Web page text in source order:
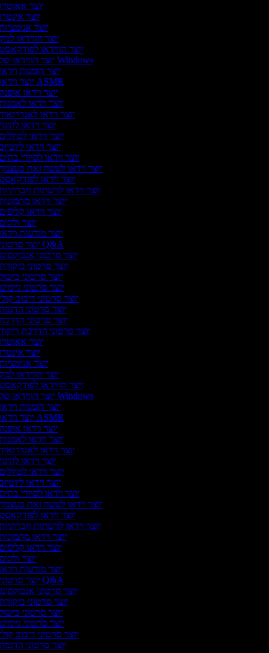
יוצר
יוצר
יוצר
יוצר הווידאו
יוצר הווידאו
יוצר הווידאו של Windows
יוצר הזמנות
יוצר וידאו ASMR
יוצר וידאו
יוצר וידאו
יוצר וידאו
יוצר וידאו
יוצר וידאו
יוצר וידאו
יוצר וידאו לסיורי
יוצר וידאו לעשה זאת
יוצר וידאו
יוצר וידאו לרשתות
יוצר וידאו
יוצר וידאו
יוצר
יוצר מודעות
יוצר סרטוני Q&A
יוצר סרטוני
יוצר סרטוני
יוצר סרטוני
יוצר סרטוני
יוצר סרטוני דיבוב
יוצר סרטוני
יוצר סרטוני
יוצר סרטוני הדרכת
יוצר
יוצר
יוצר
יוצר הווידאו
יוצר הווידאו
יוצר הווידאו של Windows
יוצר הזמנות
יוצר וידאו ASMR
יוצר וידאו
יוצר וידאו
יוצר וידאו
יוצר וידאו
יוצר וידאו
יוצר וידאו
יוצר וידאו לסיורי
יוצר וידאו לעשה זאת
יוצר וידאו
יוצר וידאו לרשתות
יוצר וידאו
יוצר וידאו
יוצר
יוצר מודעות
יוצר סרטוני Q&A
יוצר סרטוני
יוצר סרטוני
יוצר סרטוני
יוצר סרטוני
יוצר סרטוני דיבוב
יוצר סרטוני